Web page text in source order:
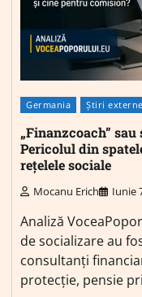
Germania Știri externe
„Finanzcoach”
Pericolul din
rețelele sociale
Mocanu Erich Iunie
Analiză
de socializare au
consultanți
protecție, pensie